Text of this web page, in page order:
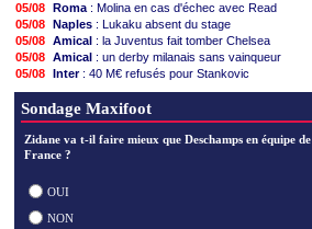
05/08 Roma : Molina en cas d'échec avec Read
05/08 Naples : Lukaku absent du stage
05/08 Amical : la Juventus fait tomber Chelsea
05/08 Amical : un derby milanais sans vainqueur
05/08 Inter: 40 M€ refusés pour Stankovic
04/08 Juve: Buffon vote Vicario
04/08 Schalke: Lindstrøm reste à Naples
03/08 Naples: De Bruyne devrait finalement rester
03/08 Al Ittihad: une offre de l'Inter pour Diaby
03/08 Côme
03/08
Parme
02/08
Parme
Sondage Maxifoot
Zidane va t-il faire mieux que Deschamps en équipe de
France ?
OUI
NON